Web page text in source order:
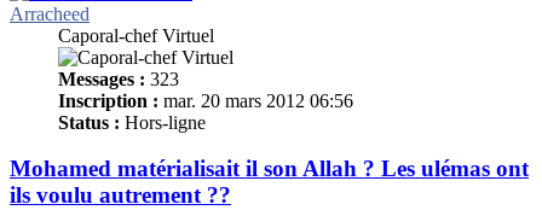
Arracheed
Caporal-chef Virtuel
Messages : 323
Inscription : mar. 20 mars 2012 06:56
Status : Hors-ligne
Mohamed matérialisait il son Allah ? Les ulémas ont
ils voulu autrement ??